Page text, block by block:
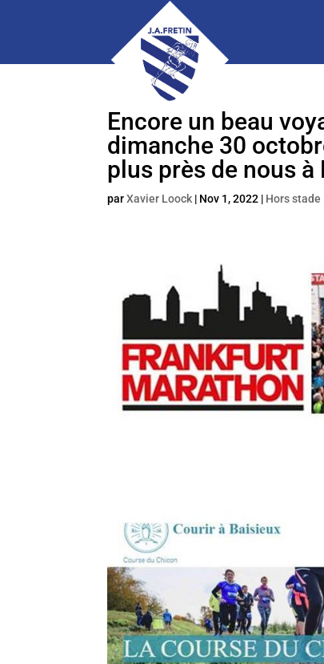
Encore un beau
dimanche 30
plus près de nous à
parXavier Loock | Nov 1, 2022 | Hors stade